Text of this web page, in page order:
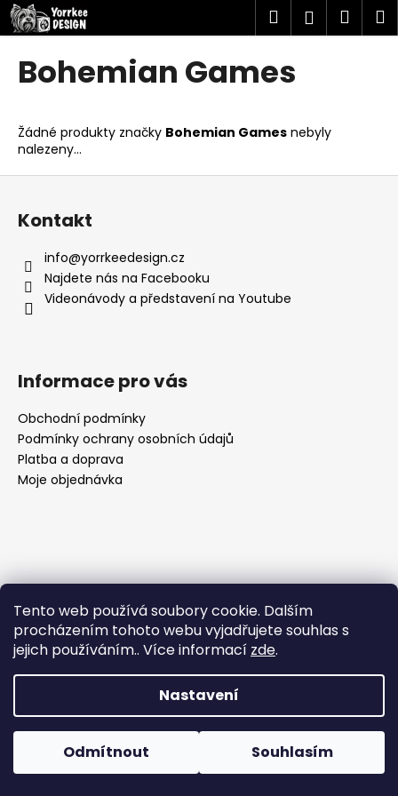
Tento web používá soubory cookie. Dalším
procházením tohoto webu vyjadřujete souhlas s
jejich používáním.. Více informací zde.
Nastavení
Odmítnout Souhlasím
Přejít
na
obsah
Hledat
Bohemian Games
Žádné produkty značky Bohemian Games nebyly
nalezeny...
K
o
o
p
ř
e
b
u
e
n
a
j
í
t
HLEDAT
D
p
u
Z
Kontakt
info@yorrkeedesign.cz
Najdete nás na Facebooku
Videonávody a představení na Youtube
Informace pro vás
Obchodní podmínky
Podmínky ochrany osobních údajů
Platba a doprava
Moje objednávka
Vytvořil Shoptet
Copyright 2026Yorrkee DESIGN. Všechna práva
vyhrazena.